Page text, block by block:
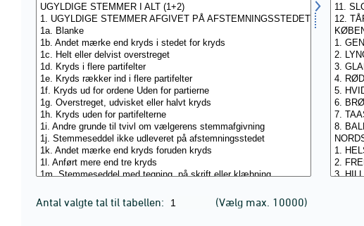
Antal valgte tal til tabellen: (Vælg max. 10000)